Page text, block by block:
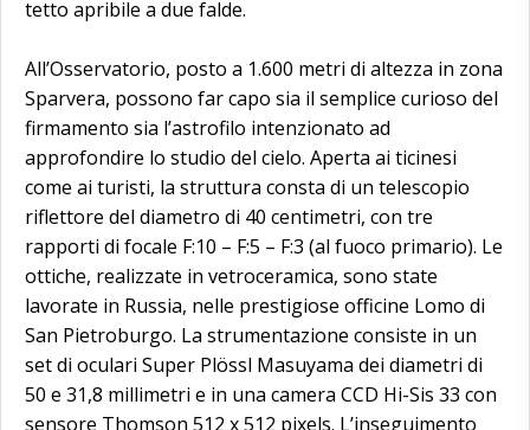
tetto apribile a due falde.
All’Osservatorio, posto a 1.600 metri di altezza in zona
Sparvera, possono far capo sia il semplice curioso del
firmamento sia l’astrofilo intenzionato ad
approfondire lo studio del cielo. Aperta ai ticinesi
come ai turisti, la struttura consta di un telescopio
riflettore del diametro di 40 centimetri, con tre
rapporti di focale F:10 – F:5 – F:3 (al fuoco primario). Le
ottiche, realizzate in vetroceramica, sono state
lavorate in Russia, nelle prestigiose officine Lomo di
San Pietroburgo. La strumentazione consiste in un
set di oculari Super Plössl Masuyama dei diametri di
50 e 31,8 millimetri e in una camera CCD Hi-Sis 33 con
sensore Thomson 512 x 512 pixels. L’inseguimento